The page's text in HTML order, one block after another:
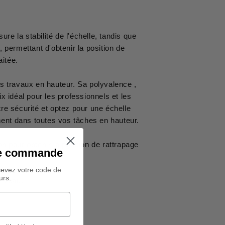
la stabilité de l'échelle, tandis que
d'obtenir la position de
travaux en hauteur. Sa polyvalence ,
idéal pour les professionnels et les
sécurité et optez pour une échelle
dans toutes vos tâches en hauteur.
pour obtenir la position de rattrapage
commande
votre code de